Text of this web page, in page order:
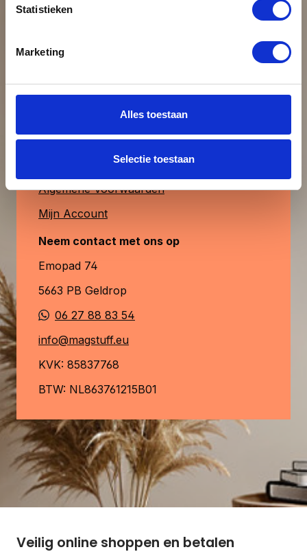
Statistieken
Marketing
Alles toestaan
Selectie toestaan
uiteraard ook verkrijgbaar. MagFrame-less
duurzame en aanpasbare fotopresentatie.
taal.
uw inzichten met anderen.
Klantenservice
Heb je vragen?
Contactformulier
Veelgestelde Vragen
Algemene Voorwaarden
Mijn Account
Neem contact met ons op
Emopad 74
5663 PB Geldrop
06 27 88 83 54
info@magstuff.eu
KVK: 85837768
BTW: NL863761215B01
Veilig online shoppen en betalen